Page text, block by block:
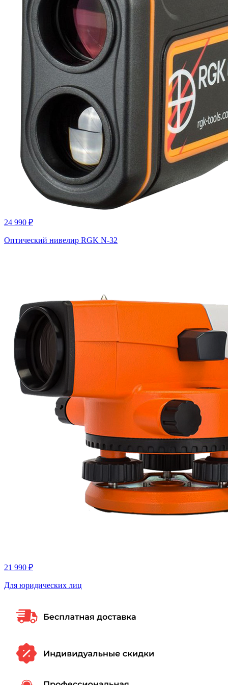
24 990 ₽
Оптический нивелир RGK N-32
21 990 ₽
Для юридических лиц